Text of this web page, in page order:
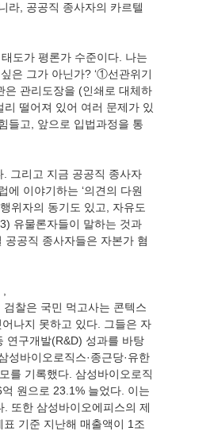
라, 공공직 종사자의 카르텔
도가 평론가 수준이다. 나는
은 그가 아닌가? ‘①선관위기
관리도장을 (인쇄로 대체하
떨어져 있어 여러 문제가 있
들고, 앞으로 입법과정을 통
그리고 지금 공공직 종사자
이야기하는 ‘의견의 다원
위자의 동기도 있고, 자유도
유물론자들이 말하는 것과
공공직 종사자들은 자본가 혐
찰은 국민 먹고사는 콘텍스
나지 못하고 있다. 그들은 자
연구개발(R&D) 성과를 바탕
성바이오로직스·종근당·유한
를 기록했다. 삼성바이오로직
원으로 23.1% 늘었다. 이는
또한 삼성바이오에피스의 제
기준 지난해 매출액이 1조